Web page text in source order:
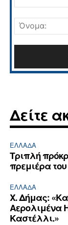
Δείτε
ΕΛΛΆΔΑ
Τριπλή
πρεμιέρα
ΕΛΛΆΔΑ
Χ. Δήμας:
Αερολιμένα
Καστέλλι.»